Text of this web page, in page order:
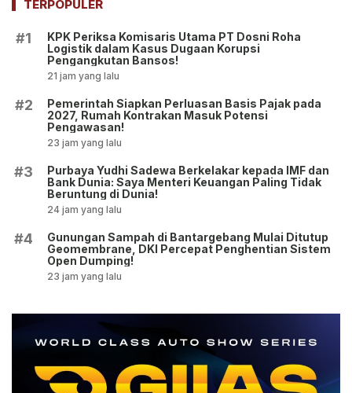
TERPOPULER
#1
KPK Periksa Komisaris Utama PT Dosni Roha
Logistik dalam Kasus Dugaan Korupsi
Pengangkutan Bansos!
21 jam yang lalu
#2
Pemerintah Siapkan Perluasan Basis Pajak pada
2027, Rumah Kontrakan Masuk Potensi
Pengawasan!
23 jam yang lalu
#3
Purbaya Yudhi Sadewa Berkelakar kepada IMF dan
Bank Dunia: Saya Menteri Keuangan Paling Tidak
Beruntung di Dunia!
24 jam yang lalu
#4
Gunungan Sampah di Bantargebang Mulai Ditutup
Geomembrane, DKI Percepat Penghentian Sistem
Open Dumping!
23 jam yang lalu